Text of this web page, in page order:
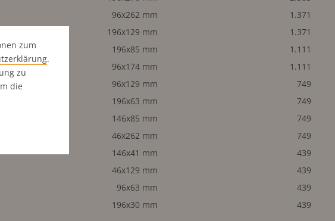
96x262 mm
1.371
196x129 mm
1.371
196x85 mm
1.111
96x174 mm
1.111
96x129 mm
749
196x63 mm
749
146x85 mm
749
46x262 mm
749
146x41 mm
439
46x129 mm
439
96x63 mm
439
196x30 mm 439
zum
.
zu
die